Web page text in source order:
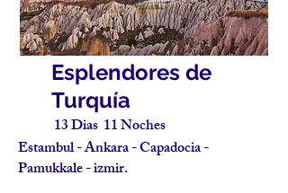
Esplendores de
Turquía
13 Dias 11 Noches
Estambul - Ankara - Capadocia -
Pamukkale - izmir.